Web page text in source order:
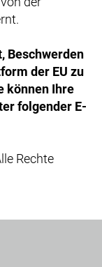
Beschwerden
der EU zu
können Ihre
folgender E-
Rechte